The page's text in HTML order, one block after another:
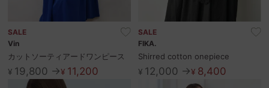
SALE
Vin
カットソーティアードワンピース
¥19,800 →¥11,200
SALE
FIKA.
Shirred cotton onepiece
¥12,000 →¥8,400